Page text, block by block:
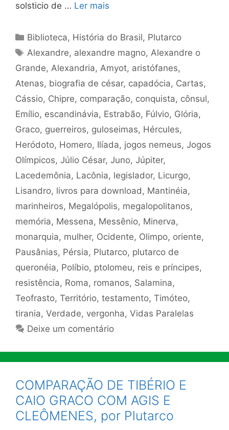
solsticio de … Ler mais
Categorias
Biblioteca, História do Brasil, Plutarco
Tags
Alexandre, alexandre magno,Alexandre o
Grande, Alexandria, Amyot, aristófanes,
Atenas, biografia de césar, capadócia, Cartas,
Cássio, Chipre, comparação, conquista, cônsul,
Emílio, escandinávia, Estrabão, Fúlvio, Glória,
Graco, guerreiros, guloseimas, Hércules,
Heródoto, Homero, Ilíada, jogos nemeus, Jogos
Olímpicos, Júlio César, Juno, Júpiter,
Lacedemônia, Lacônia, legislador, Licurgo,
Lisandro, livros para download, Mantinéia,
marinheiros, Megalópolis, megalopolitanos,
memória, Messena, Messênio, Minerva,
monarquia, mulher, Ocidente, Olimpo, oriente,
Pausânias, Pérsia, Plutarco, plutarco de
queronéia, Políbio, ptolomeu, reis e príncipes,
resistência, Roma, romanos, Salamina,
Teofrasto, Território, testamento, Timóteo,
tirania, Verdade, vergonha, Vidas Paralelas
Deixe um comentário
COMPARAÇÃO DE TIBÉRIO E
CAIO GRACO COM AGIS E
CLEÔMENES, por Plutarco